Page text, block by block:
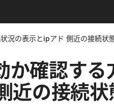
況の表示とipアド 側近の接続状
か確認する
近の接続